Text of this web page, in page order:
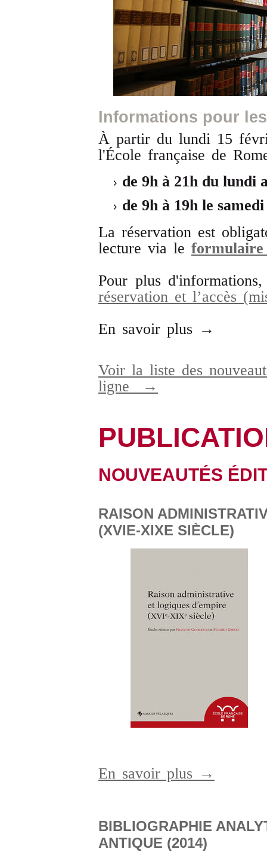
Informations pour
À partir du lundi 15
l'École française de
de 9h à 21h du lundi
de 9h à 19h le samedi
La réservation est
lecture via le formulaire
Pour plus
réservation et l’accès
En savoir plus →
Voir la liste des
ligne
→
NOUVEAUTÉS
RAISON
(XVIE-XIXE SIÈCLE)
En savoir plus →
BIBLIOGRAPHIE
ANTIQUE (2014)